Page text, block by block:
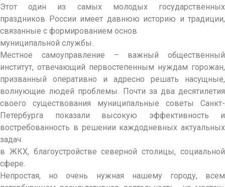
Этот один из самых молодых государственных
праздников России имеет давнюю историю и традиции,
связанные с формированием основ
муниципальной службы.
Местное самоуправление – важный общественный
институт, отвечающий первостепенным нуждам горожан,
призванный оперативно и адресно решать насущные,
волнующие людей проблемы. Почти за два десятилетия
своего существования муниципальные советы Санкт-
Петербурга показали высокую эффективность и
востребованность в решении каждодневных актуальных
задач
в ЖКХ, благоустройстве северной столицы, социальной
сфере.
Непростая, но очень нужная нашему городу, всем